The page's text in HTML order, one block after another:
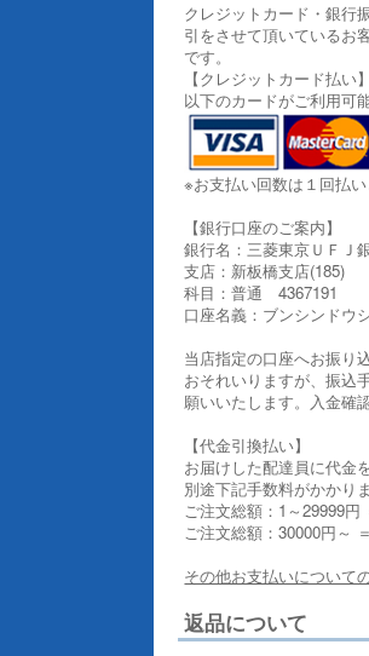
クレジットカード・銀行
引をさせて頂いているお
です。
【クレジットカード払い】
以下のカードがご利用可能
※お支払い回数は１回払い
【銀行口座のご案内】
銀行名：三菱東京ＵＦＪ
支店：新板橋支店(185)
科目：普通 4367191
口座名義：ブンシンドウ
当店指定の口座へお振り
おそれいりますが、振込
願いいたします。入金確
【代金引換払い】
お届けした配達員に代金
別途下記手数料がかかりま
ご注文総額：1～29999円
ご注文総額：30000円～
その他お支払いについて
返品について